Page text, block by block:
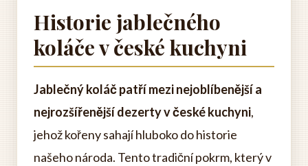
Historie jablečného
koláče v české kuchyni
Jablečný koláč patří mezi nejoblíbenější a
nejrozšířenější dezerty v české kuchyni,
jehož kořeny sahají hluboko do historie
našeho národa. Tento tradiční pokrm, který v